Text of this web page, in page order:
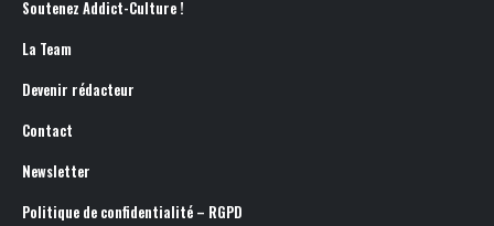
Soutenez Addict-Culture !
La Team
Devenir rédacteur
Contact
Newsletter
Politique de confidentialité – RGPD